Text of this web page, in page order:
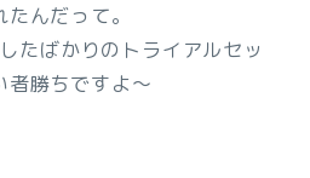
たんだって。
たばかりのトライアルセッ
者勝ちですよ～